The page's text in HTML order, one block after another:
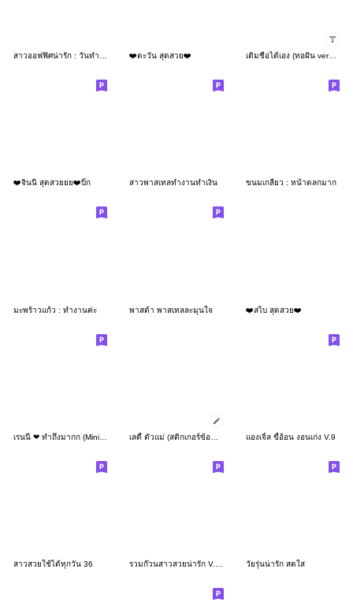
❤️ตะวัน สุดสวย❤️ เติมชื่อได้เอง (ทอฝัน version)
❤️จินนี่ สุดสวยยย❤️บิ๊ก สาวพาสเทลทำงานทำเงิน ขนมเกลียว : หน้าตลกมาก
มะพร้าวแก้ว : ทำงานค่ะ พาสต้า พาสเทลละมุนใจ ❤️สไบ สุดสวย❤️
แองเจิ้ล ขี้อ้อน งอนเก่ง V.9
สาวสวยใช้ได้ทุกวัน 36 รวมก๊วนสาวสวยน่ารัก V.12 วัยรุ่นน่ารัก สดใส